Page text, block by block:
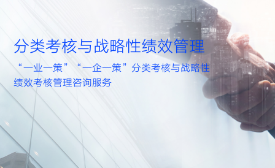
资源
关于
分类考核与战略性绩效管理
“一业一策”“一企一策”分类考核与战略性
绩效考核管理咨询服务